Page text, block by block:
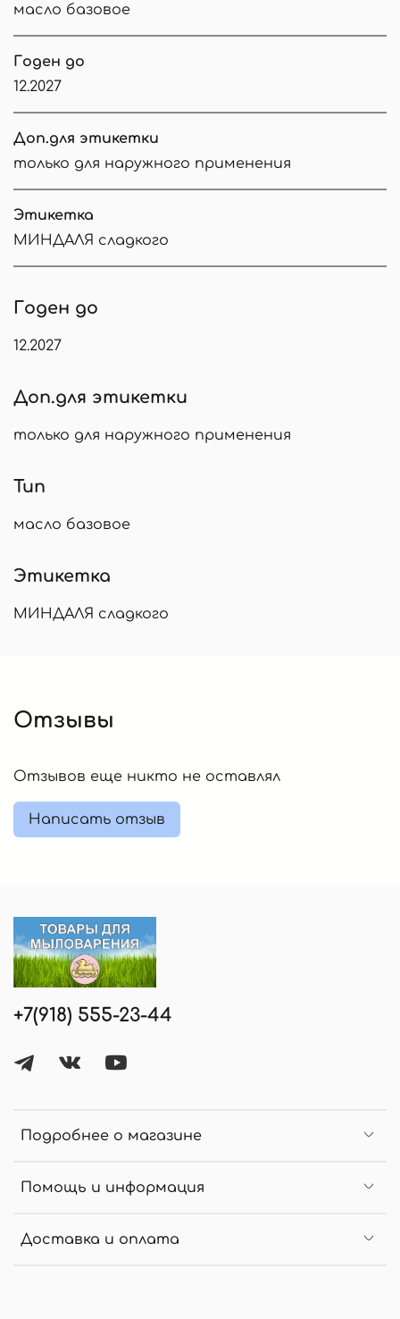
масло базовое
Годен до
12.2027
Доп.для этикетки
только для наружного применения
Этикетка
МИНДАЛЯ сладкого
Годен до
12.2027
Доп.для этикетки
только для наружного применения
Тип
масло базовое
Этикетка
МИНДАЛЯ сладкого
Отзывы
Отзывов еще никто не оставлял
Написать отзыв
Подробнее о магазине
Помощь и информация
Доставка и оплата
+7(918) 555-23-44